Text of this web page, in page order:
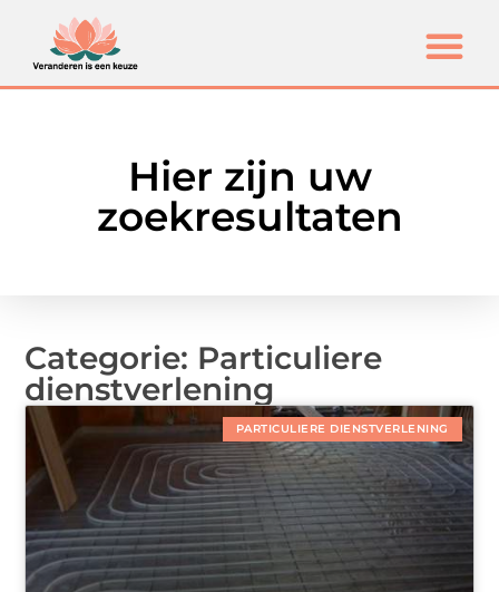
Hier zijn uw
zoekresultaten
Categorie: Particuliere
dienstverlening
PARTICULIERE DIENSTVERLENING